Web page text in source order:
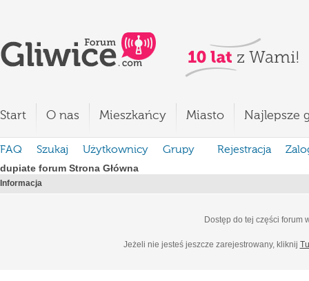
Start O nas Mieszkańcy Miasto Najlepsze
FAQ Szukaj Użytkownicy Grupy Rejestracja
dupiate forum Strona Główna
Informacja
Dostęp do tej części forum
Jeżeli nie jesteś jeszcze zarejestrowany, kliknij